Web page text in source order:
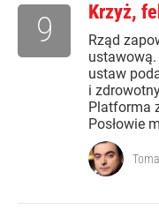
Krzyż,
Rząd
ustaw
i
Platforma
Posłowie
9